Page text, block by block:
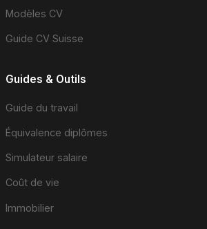
Modèles CV
Guide CV Suisse
Guides & Outils
Guide du travail
Équivalence diplômes
Simulateur salaire
Coût de vie
Immobilier